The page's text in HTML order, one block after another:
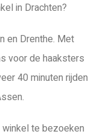
in Drachten?
en Drenthe. Met
voor de haaksters
40 minuten rijden
te bezoeken